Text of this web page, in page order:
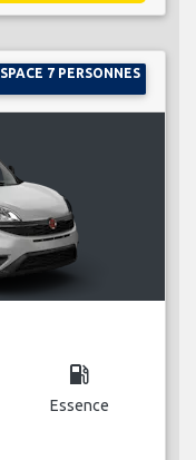
7 PERSONNES
local_gas_station
Essence